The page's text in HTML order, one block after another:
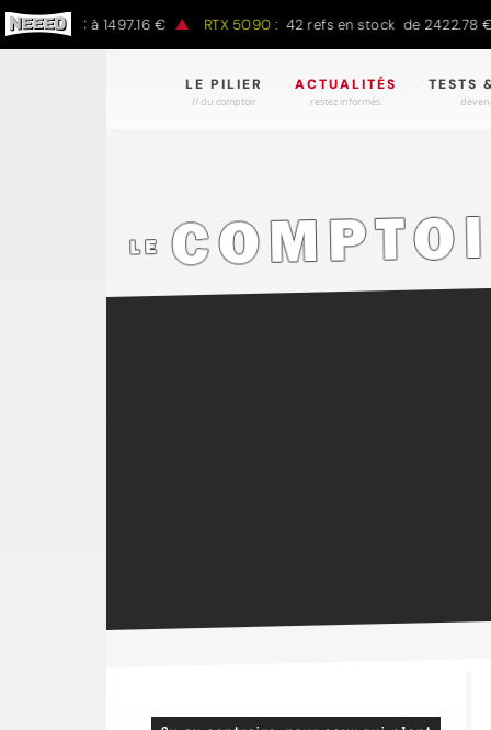
€ à 1497.16 € RTX 5090 : 42 refs en stock de 2422.78 € à
LE PILIER
// du comptoir
ACTUALITÉS
restez informés.
TESTS